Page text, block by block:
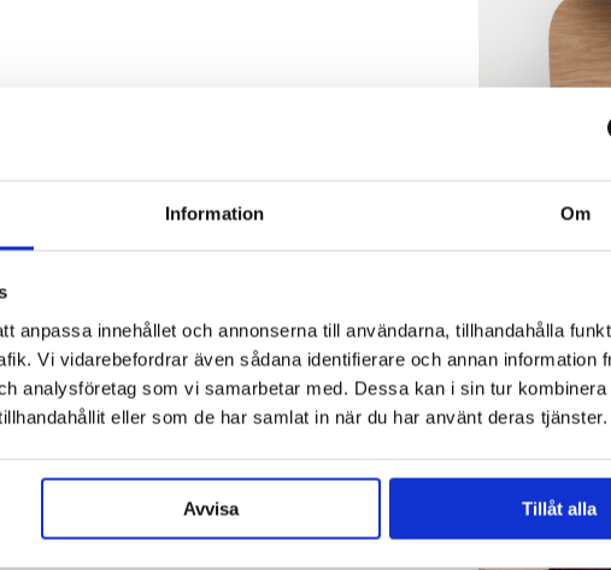
Information Om
anpassa innehållet och annonserna till användarna, tillhandahålla
Vi vidarebefordrar även sådana identifierare och annan information
analysföretag som vi samarbetar med. Dessa kan i sin tur kombinera
eller som de har samlat in när du har använt deras tjänster.
Avvisa Tillåt alla
Bruno Mathsson-
28 maj – 28
museum –
Gert
av
Inlagt den25